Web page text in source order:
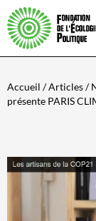
Accueil /Articles/
présente PARIS